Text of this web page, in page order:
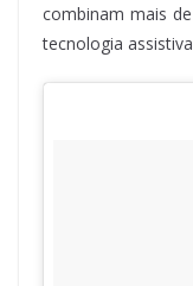
combinam mais
tecnologia